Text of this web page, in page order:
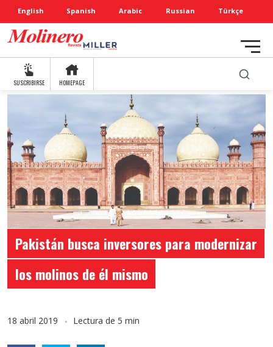
English Spanish Arabic Russian Türkçe
SUSCRIBIRSE HOMEPAGE
Pakistán busca inversores para modernizar
los molinos de él mismo
18 abril 2019 Lectura de 5 min